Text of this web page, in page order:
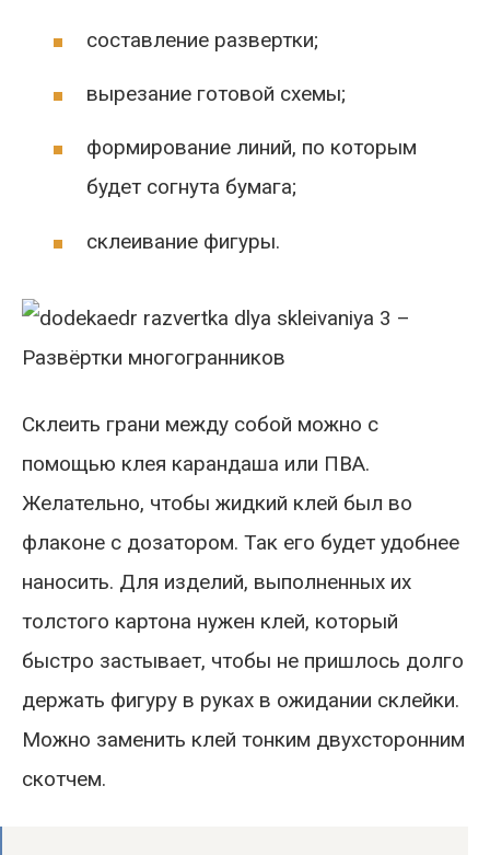
составление развертки;
вырезание готовой схемы;
формирование линий, по которым
будет согнута бумага;
склеивание фигуры.
Склеить грани между собой можно с
помощью клея карандаша или ПВА.
Желательно, чтобы жидкий клей был во
флаконе с дозатором. Так его будет удобнее
наносить. Для изделий, выполненных их
толстого картона нужен клей, который
быстро застывает, чтобы не пришлось долго
держать фигуру в руках в ожидании склейки.
Можно заменить клей тонким двухсторонним
скотчем.